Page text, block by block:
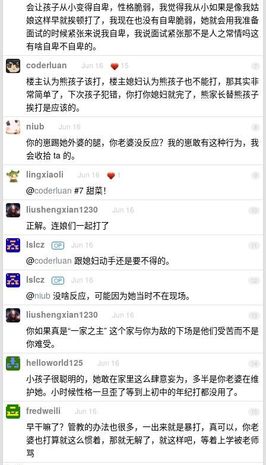
会让孩子从小变得自卑，性格脆弱，我觉得我从小如果是像我姑
娘这样早就挨顿打了，我现在也没有自卑脆弱，她就会用我准备
面试的时候紧张来说我自卑，我说面试紧张那不是人之常情吗这
有啥自卑不自卑的。
7
coderluan Jun 16 15
楼主认为熊孩子该打，楼主媳妇认为熊孩子也不能打，那其实非
常简单了，下次孩子犯错，你打你媳妇就完了，熊家长替熊孩子
挨打是应该的。
8
niub Jun 16
你的崽踢她外婆的腿，你老婆没反应？我的崽敢有这种行为，我
会收拾 ta 的。
9
lingxiaoli Jun 16 1
@coderluan #7 甜菜！
10
liushengxian1230 Jun 16
正解。连娘们一起打了
11
lslcz OP Jun 16
@coderluan 跟媳妇动手还是要不得的。
12
lslcz OP Jun 16
@niub 没啥反应，可能因为她当时不在现场。
13
liushengxian1230 Jun 16
你如果真是“一家之主” 这个家与你为敌的下场是他们受苦而不是
你难受。
14
helloworld125 Jun 16
小孩子很聪明的，她敢在家里这么肆意妄为，多半是你老婆在维
护她。小时候性格一旦歪了等到上初中的年纪打都没用了。
15
fredweili Jun 16
早干嘛了？管教的办法也很多，一出来就是暴打，真可以，你老
婆也打算就这么惯着，那就无解了，就这样吧，等着上学被老师
骂